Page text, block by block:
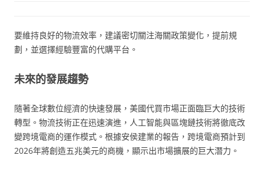
要維持良好的物流效率，建議密切關注海關政策變化，提前規
劃，並選擇經驗豐富的代購平台。
未來的發展趨勢
隨著全球數位經濟的快速發展，美國代買市場正面臨巨大的技術
轉型。物流技術正在迅速演進，人工智能與區塊鏈技術將徹底改
變跨境電商的運作模式。根據安侯建業的報告，跨境電商預計到
2026年將創造五兆美元的商機，顯示出市場擴展的巨大潛力。